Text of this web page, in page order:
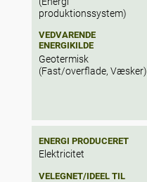
produktionssystem)
VEDVARENDE
ENERGIKILDE
Geotermisk
(Fast/overflade, Væsker)
ENERGI PRODUCERET
Elektricitet
VELEGNET/IDEEL TIL